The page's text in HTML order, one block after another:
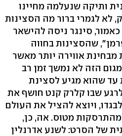
ותיקה שנעלמה מחיינו
לא לגמרי ברור מה הסצינות
כאמור, סינגר ניסה להישאר
שהסצינות בחווה
אווירה יותר מאשר
הזה לא נמשך זמן רב
לסרט 20 דקות עד שהוא מגיע לסצינת
שבו קלרק קנט חושף את
ויוצא להציל את העולם
מהתרסקות מטוס. אה, כן,
של הסרט: לשנע אדרנלין